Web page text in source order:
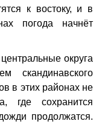
к востоку, и в
погода начнёт
округа
скандинавского
в этих районах не
где сохранится
продолжатся.